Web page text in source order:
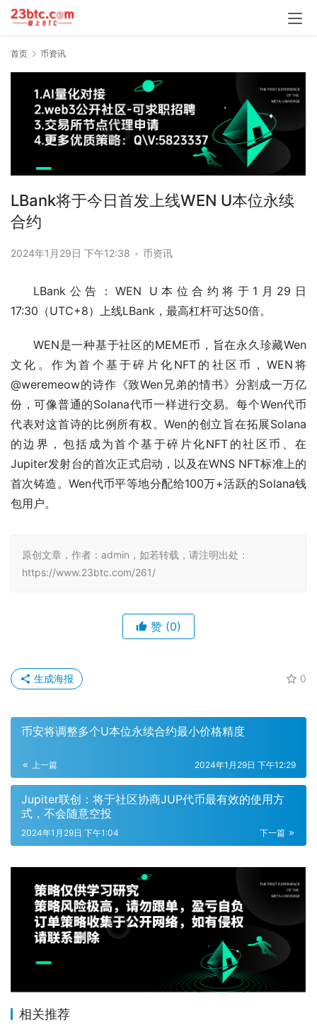
首页 币资讯
LBank将于今日首发上线WEN U本位永续
合约
2024年1月29日 下午12:38 • 币资讯
LBank公告：WEN U本位合约将于1月29日
17:30（UTC+8）上线LBank，最高杠杆可达50倍。
WEN是一种基于社区的MEME币，旨在永久珍藏Wen
文化。作为首个基于碎片化NFT的社区币，WEN将
@weremeow的诗作《致Wen兄弟的情书》分割成一万亿
份，可像普通的Solana代币一样进行交易。每个Wen代币
代表对这首诗的比例所有权。Wen的创立旨在拓展Solana
的边界，包括成为首个基于碎片化NFT的社区币、在
Jupiter发射台的首次正式启动，以及在WNS NFT标准上的
首次铸造。Wen代币平等地分配给100万+活跃的Solana钱
包用户。
原创文章，作者：admin，如若转载，请注明出处：
https://www.23btc.com/261/
赞 (0)
0
生成海报
币安将调整多个U本位永续合约最小价格精度
上一篇 2024年1月29日 下午12:29
Jupiter联创：将于社区协商JUP代币最有效的使用方
式，不会随意空投
下一篇
2024年1月29日 下午1:04
相关推荐